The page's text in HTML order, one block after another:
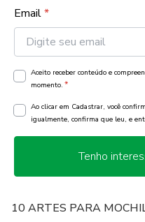
Email*
Aceito receber conteúdo e
momento. *
Ao clicar em Cadastrar, você
igualmente, confirma que leu, e
Tenho
10 ARTES PARA